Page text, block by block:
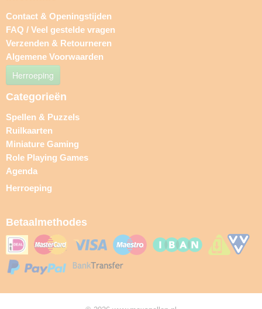
Contact & Openingstijden
FAQ / Veel gestelde vragen
Verzenden & Retourneren
Algemene Voorwaarden
Herroeping
Categorieën
Spellen & Puzzels
Ruilkaarten
Miniature Gaming
Role Playing Games
Agenda
Herroeping
Betaalmethodes